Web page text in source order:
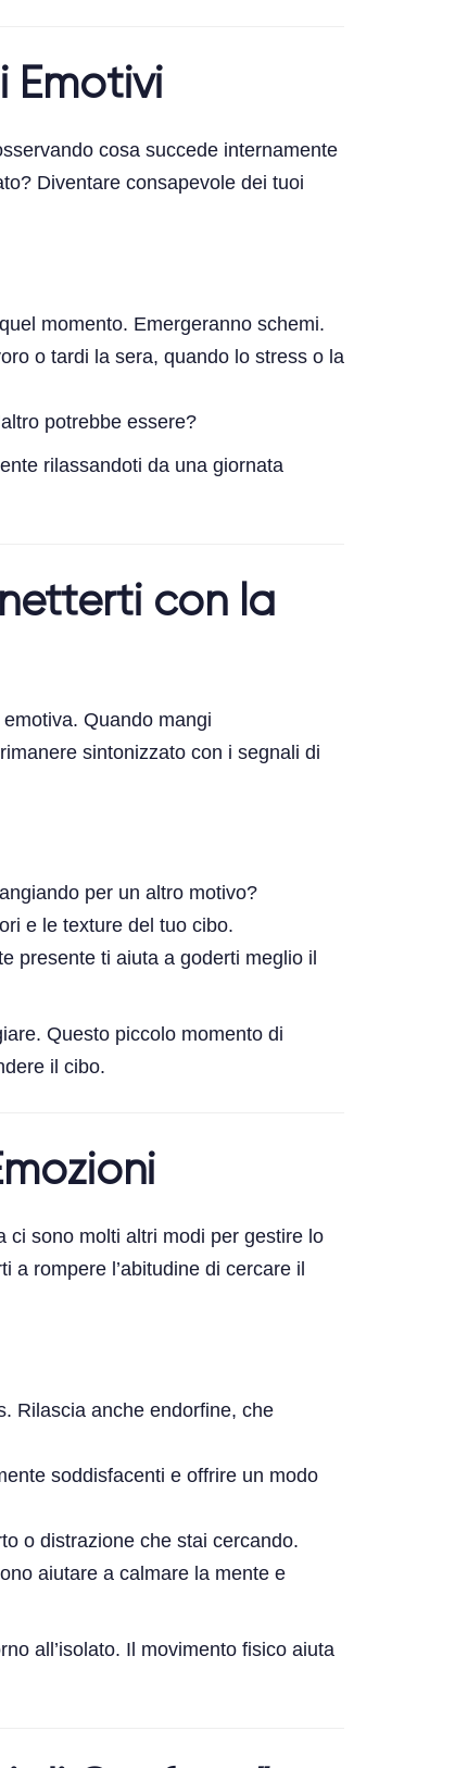
Emotivi
cosa succede internamente
Diventare consapevole dei tuoi
momento. Emergeranno schemi.
o tardi la sera, quando lo stress o la
potrebbe essere?
rilassandoti da una giornata
con la
Quando mangi
sintonizzato con i segnali di
per un altro motivo?
e le texture del tuo cibo.
presente ti aiuta a goderti meglio il
Questo piccolo momento di
il cibo.
ci sono molti altri modi per gestire lo
rompere l’abitudine di cercare il
Rilascia anche endorfine, che
soddisfacenti e offrire un modo
o distrazione che stai cercando.
aiutare a calmare la mente e
all’isolato. Il movimento fisico aiuta